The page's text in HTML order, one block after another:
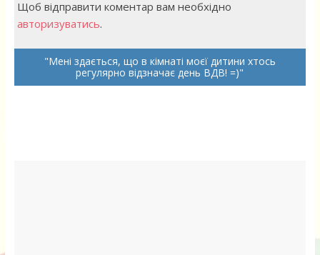
Щоб відправити коментар вам необхідно
авторизуватись.
Мені здається, що в кімнаті моєї дитини хтось
регулярно відзначає день ВДВ! =)